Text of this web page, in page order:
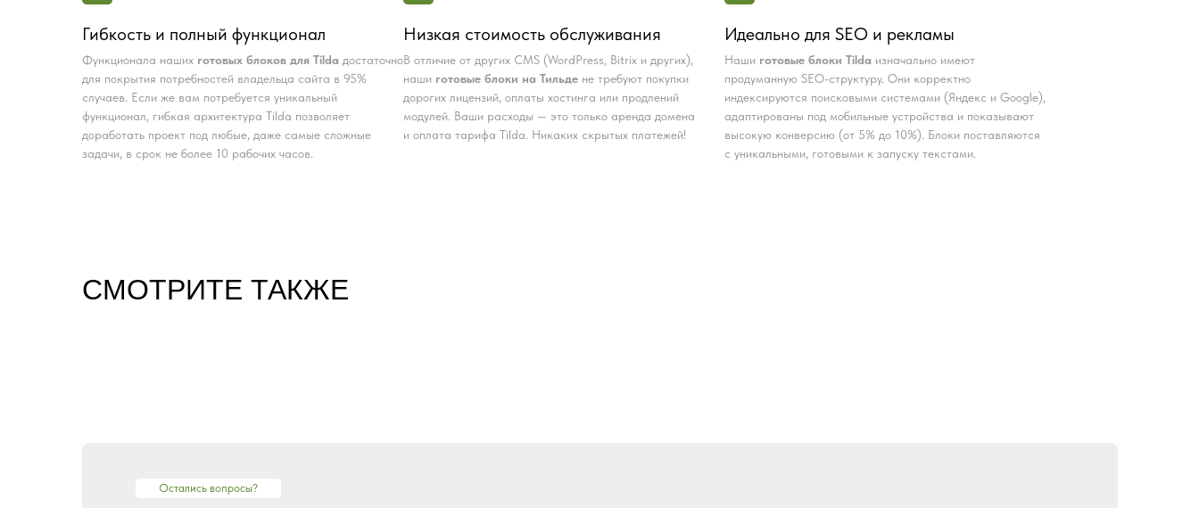
Функционала наших готовых блоков для Tilda достаточно
для покрытия потребностей владельца сайта в 95%
случаев. Если же вам потребуется уникальный
функционал, гибкая архитектура Tilda позволяет
доработать проект под любые, даже самые сложные
задачи, в срок не более 10 рабочих часов.
Гибкость и полный функционал
В отличие от других CMS (WordPress, Bitrix и других),
наши готовые блоки на Тильде не требуют покупки
дорогих лицензий, оплаты хостинга или продлений
модулей. Ваши расходы — это только аренда домена
и оплата тарифа Tilda. Никаких скрытых платежей!
Низкая стоимость обслуживания
Наши готовые блоки Tilda изначально имеют
продуманную SEO-структуру. Они корректно
индексируются поисковыми системами (Яндекс и Google),
адаптированы под мобильные устройства и показывают
высокую конверсию (от 5% до 10%). Блоки поставляются
с уникальными, готовыми к запуску текстами.
Идеально для SEO и рекламы
CМОТРИТЕ ТАКЖЕ
Остались вопросы?